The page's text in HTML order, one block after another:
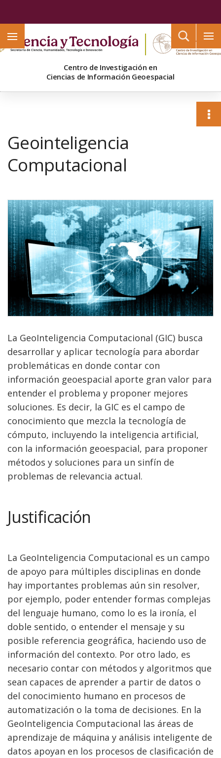
Centro de Investigación en
Ciencias de Información Geoespacial
Geointeligencia
Computacional
La GeoInteligencia Computacional (GIC) busca
desarrollar y aplicar tecnología para abordar
problemáticas en donde contar con
información geoespacial aporte gran valor para
entender el problema y proponer mejores
soluciones. Es decir, la GIC es el campo de
conocimiento que mezcla la tecnología de
cómputo, incluyendo la inteligencia artificial,
con la información geoespacial, para proponer
métodos y soluciones para un sinfín de
problemas de relevancia actual.
Justificación
La GeoInteligencia Computacional es un campo
de apoyo para múltiples disciplinas en donde
hay importantes problemas aún sin resolver,
por ejemplo, poder entender formas complejas
del lenguaje humano, como lo es la ironía, el
doble sentido, o entender el mensaje y su
posible referencia geográfica, haciendo uso de
información del contexto. Por otro lado, es
necesario contar con métodos y algoritmos que
sean capaces de aprender a partir de datos o
del conocimiento humano en procesos de
automatización o la toma de decisiones. En la
GeoInteligencia Computacional las áreas de
aprendizaje de máquina y análisis inteligente de
datos apoyan en los procesos de clasificación de